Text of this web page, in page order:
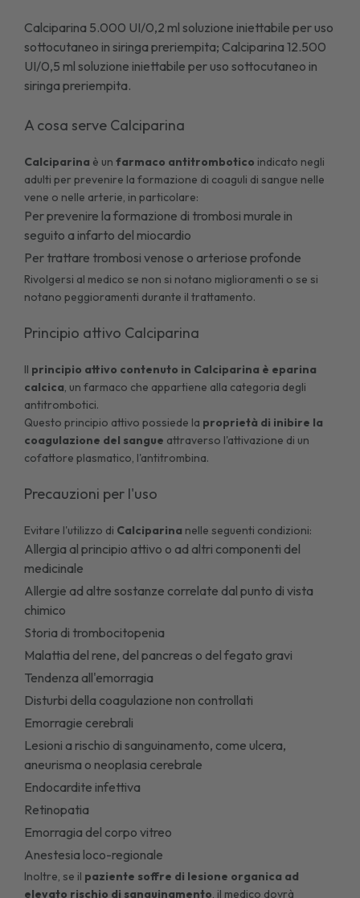
Calciparina 5.000 UI/0,2 ml soluzione iniettabile per uso
sottocutaneo in siringa preriempita; Calciparina 12.500
UI/0,5 ml soluzione iniettabile per uso sottocutaneo in
siringa preriempita.
A cosa serve Calciparina
Calciparina è unfarmaco antitrombotico indicato negli
adulti per prevenire la formazione di coaguli di sangue nelle
vene o nelle arterie, in particolare:
Per prevenire la formazione di trombosi murale in
seguito a infarto del miocardio
Per trattare trombosi venose o arteriose profonde
Rivolgersi al medico se non si notano miglioramenti o se si
notano peggioramenti durante il trattamento.
Principio attivo Calciparina
Il principio attivo contenuto in Calciparina è eparina
calcica, un farmaco che appartiene alla categoria degli
antitrombotici.
Questo principio attivo possiede la proprietà di inibire la
coagulazione del sangue attraverso l'attivazione di un
cofattore plasmatico, l'antitrombina.
Precauzioni per l'uso
Evitare l'utilizzo di Calciparina nelle seguenti condizioni:
Allergia al principio attivo o ad altri componenti del
medicinale
Allergie ad altre sostanze correlate dal punto di vista
chimico
Storia di trombocitopenia
Malattia del rene, del pancreas o del fegato gravi
Tendenza all'emorragia
Disturbi della coagulazione non controllati
Emorragie cerebrali
Lesioni a rischio di sanguinamento, come ulcera,
aneurisma o neoplasia cerebrale
Endocardite infettiva
Retinopatia
Emorragia del corpo vitreo
Anestesia loco-regionale
Inoltre, se il paziente soffre di lesione organica ad
elevato rischio di sanguinamento, il medico dovrà